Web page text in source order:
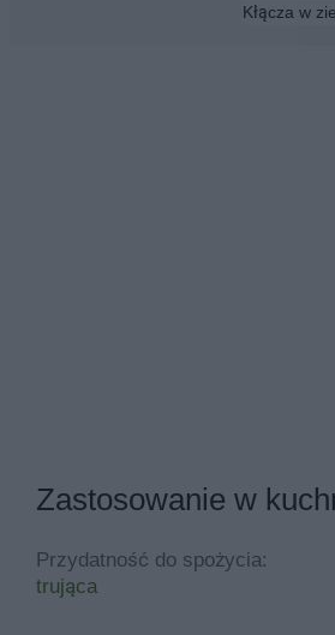
Kłącza w
Zastosowanie w
Przydatność do spożycia:
trująca